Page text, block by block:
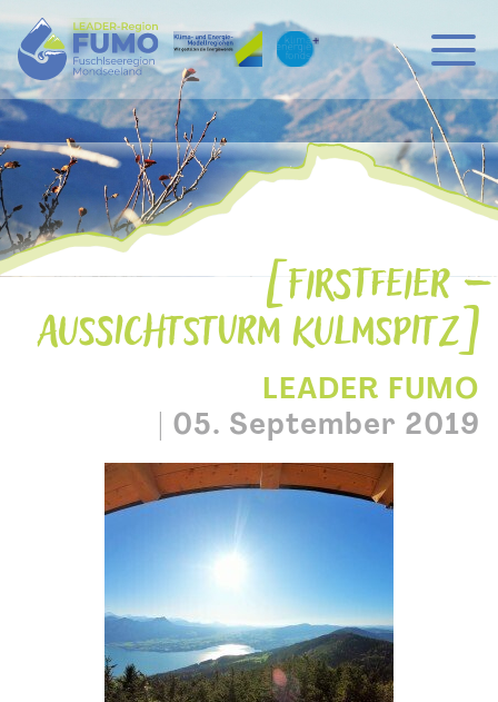
Hauptnavigation
Zum Inhalt
FIRSTFEIER –
AUSSICHTSTURM KULMSPITZ
LEADER FUMO
05. September 2019